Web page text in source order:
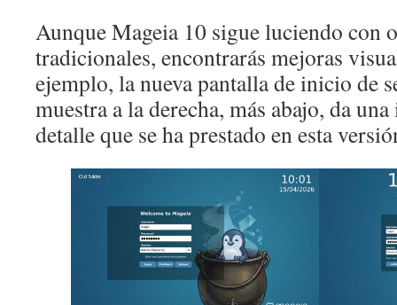
Aunque Mageia 10 sigue luciendo con
tradicionales, encontrarás mejoras
ejemplo, la nueva pantalla de inicio de
muestra a la derecha, más abajo, da
detalle que se ha prestado en esta